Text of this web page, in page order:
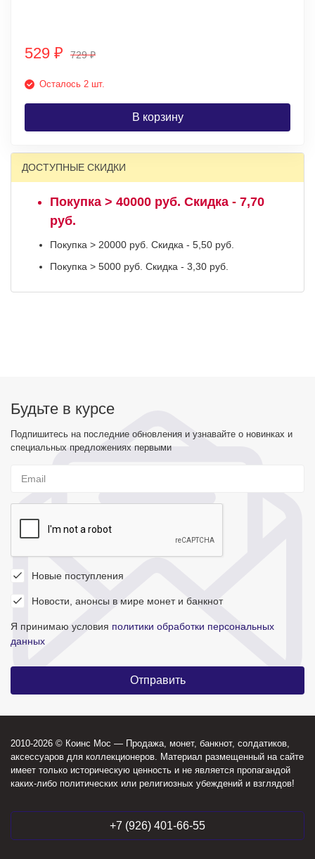
529 ₽ 729₽
Осталось 2 шт.
В корзину
ДОСТУПНЫЕ СКИДКИ
Покупка > 40000 руб. Скидка - 7,70
руб.
Покупка > 20000 руб. Скидка - 5,50 руб.
Покупка > 5000 руб. Скидка - 3,30 руб.
Будьте в курсе
Подпишитесь на последние обновления и узнавайте о новинках и
специальных предложениях первыми
Новые поступления
Новости, анонсы в мире монет и банкнот
Я принимаю условия политики обработки персональных
данных
2010-2026 © Коинс Мос — Продажа, монет, банкнот, солдатиков,
аксессуаров для коллекционеров. Материал размещенный на сайте
имеет только историческую ценность и не является пропагандой
каких-либо политических или религиозных убеждений и взглядов!
+7 (926) 401-66-55